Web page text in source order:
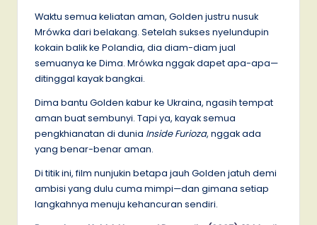
Waktu semua keliatan aman, Golden justru nusuk
Mrówka dari belakang. Setelah sukses nyelundupin
kokain balik ke Polandia, dia diam-diam jual
semuanya ke Dima. Mrówka nggak dapet apa-apa—
ditinggal kayak bangkai.
Dima bantu Golden kabur ke Ukraina, ngasih tempat
aman buat sembunyi. Tapi ya, kayak semua
pengkhianatan di dunia Inside Furioza, nggak ada
yang benar-benar aman.
Di titik ini, film nunjukin betapa jauh Golden jatuh demi
ambisi yang dulu cuma mimpi—dan gimana setiap
langkahnya menuju kehancuran sendiri.